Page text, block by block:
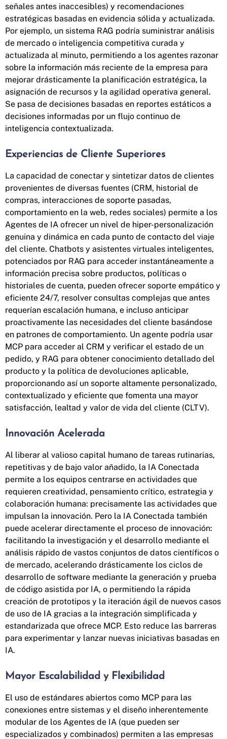
señales antes inaccesibles) y recomendaciones
estratégicas basadas en evidencia sólida y actualizada.
Por ejemplo, un sistema RAG podría suministrar análisis
de mercado o inteligencia competitiva curada y
actualizada al minuto, permitiendo a los agentes razonar
sobre la información más reciente de la empresa para
mejorar drásticamente la planificación estratégica, la
asignación de recursos y la agilidad operativa general.
Se pasa de decisiones basadas en reportes estáticos a
decisiones informadas por un flujo continuo de
inteligencia contextualizada.
Experiencias de Cliente Superiores
La capacidad de conectar y sintetizar datos de clientes
provenientes de diversas fuentes (CRM, historial de
compras, interacciones de soporte pasadas,
comportamiento en la web, redes sociales) permite a los
Agentes de IA ofrecer un nivel de hiper-personalización
genuina y dinámica en cada punto de contacto del viaje
del cliente. Chatbots y asistentes virtuales inteligentes,
potenciados por RAG para acceder instantáneamente a
información precisa sobre productos, políticas o
historiales de cuenta, pueden ofrecer soporte empático y
eficiente 24/7, resolver consultas complejas que antes
requerían escalación humana, e incluso anticipar
proactivamente las necesidades del cliente basándose
en patrones de comportamiento. Un agente podría usar
MCP para acceder al CRM y verificar el estado de un
pedido, y RAG para obtener conocimiento detallado del
producto y la política de devoluciones aplicable,
proporcionando así un soporte altamente personalizado,
contextualizado y eficiente que fomenta una mayor
satisfacción, lealtad y valor de vida del cliente (CLTV).
Innovación Acelerada
Al liberar al valioso capital humano de tareas rutinarias,
repetitivas y de bajo valor añadido, la IA Conectada
permite a los equipos centrarse en actividades que
requieren creatividad, pensamiento crítico, estrategia y
colaboración humana: precisamente las actividades que
impulsan la innovación. Pero la IA Conectada también
puede acelerar directamente el proceso de innovación:
facilitando la investigación y el desarrollo mediante el
análisis rápido de vastos conjuntos de datos científicos o
de mercado, acelerando drásticamente los ciclos de
desarrollo de software mediante la generación y prueba
de código asistida por IA, o permitiendo la rápida
creación de prototipos y la iteración ágil de nuevos casos
de uso de IA gracias a la integración simplificada y
estandarizada que ofrece MCP. Esto reduce las barreras
para experimentar y lanzar nuevas iniciativas basadas en
IA.
Mayor Escalabilidad y Flexibilidad
El uso de estándares abiertos como MCP para las
conexiones entre sistemas y el diseño inherentemente
modular de los Agentes de IA (que pueden ser
especializados y combinados) permiten a las empresas